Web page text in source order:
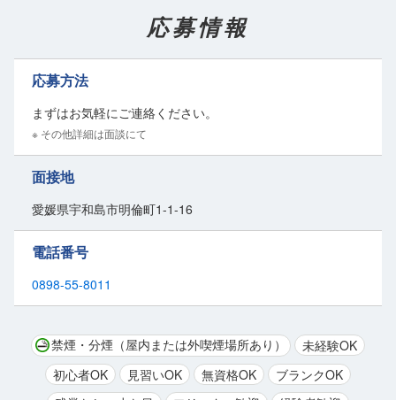
昇給や賞与はもちろん、豊富な手当、退職金制度など充実した福利厚
また、資格取得支援(会社全額負担)があるので働きながらスキルアッ
プが可能です。
四国ガスグループで安定＆安心して働ける！
みませんか？
メリハリのある環境で無理なく働けますよ。
めったに出ないレア求人★今回、久しぶりの募集になります。
応募情報
応募方法
まずはお気軽にご連絡ください。
※ その他詳細は面談にて
面接地
愛媛県宇和島市明倫町1-1-16
電話番号
0898-55-8011
禁煙・分煙（屋内または外喫煙場所あり）
未経験OK
初心者OK
見習いOK 無資格OK
ブランクOK